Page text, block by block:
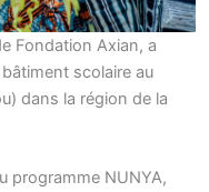
Fondation Axian, a
scolaire au
dans la région de la
programme NUNYA,